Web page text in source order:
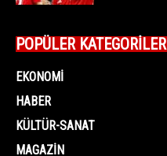
POPÜLER KATEGORİLER
EKONOMI
HABER
KÜLTÜR-SANAT
MAGAZIN